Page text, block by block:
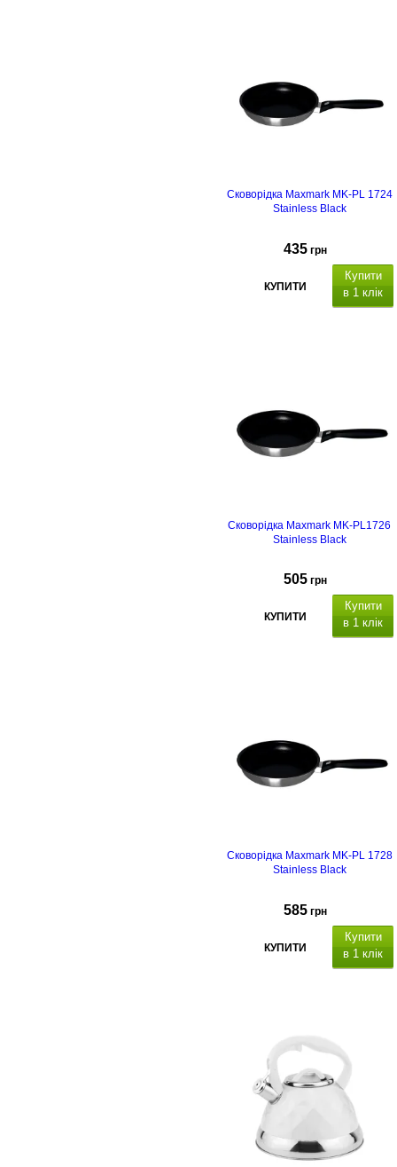
Сковорідка Maxmark MK-PL 1724
Stainless Black
435 грн
КУПИТИ
Купити
в 1 клік
та багатошарове дно
Сковорідка Maxmark MK-PL1726
Stainless Black
505 грн
КУПИТИ
Купити
в 1 клік
та багатошарове дно
Сковорідка Maxmark MK-PL 1728
Stainless Black
585 грн
КУПИТИ
Купити
в 1 клік
та багатошарове дно